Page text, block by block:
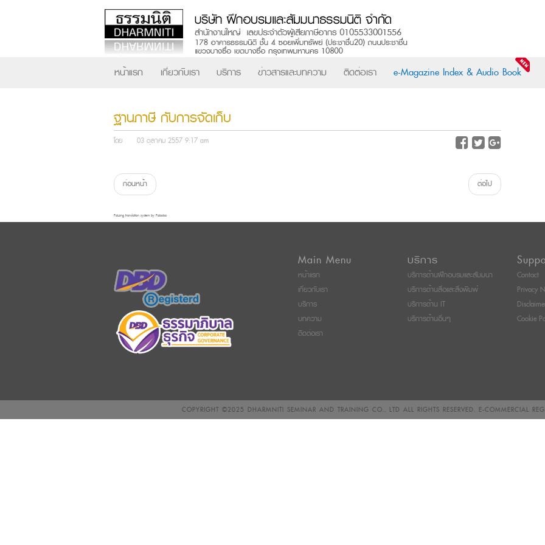
หน้าแรก เกี่ยวกับเรา บริการ ข่าวสารและบทความ ติดต่อเรา e-Magazine Index & Audio Book
ฐานภาษี กับการจัดเก็บ
โดย 03 ตุลาคม 2557 9:17 am
ก่อนหน้า ต่อไป
FaLang translation system by Faboba
Main Menu
หน้าแรก
เกี่ยวกับเรา
บริการ
บทความ
ติดต่อเรา
บริการ
บริการด้านฝึกอบรมและสัมมนา
บริการด้านสื่อและสิ่งพิมพ์
บริการด้าน IT
บริการด้านอื่นๆ
Contact
Privacy
Cookie
COPYRIGHT ©2025 DHARMNITI SEMINAR AND TRAINING CO., LTD ALL RIGHTS RESERVED. E-COMMERCIAL